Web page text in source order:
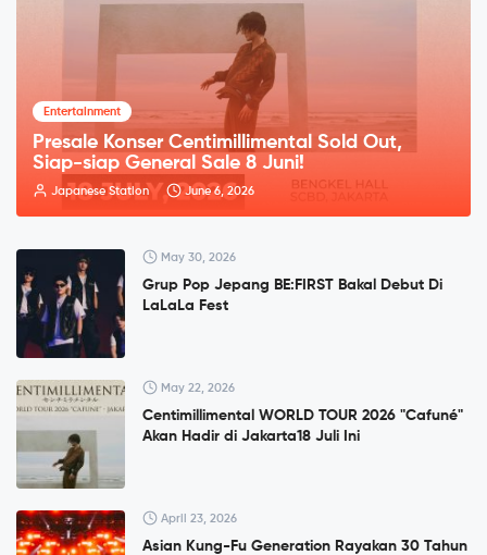
Entertainment
Presale Konser Centimillimental Sold Out,
Siap-siap General Sale 8 Juni!
Japanese Station June 6, 2026
May 30, 2026
Grup Pop Jepang BE:FIRST Bakal Debut Di
LaLaLa Fest
May 22, 2026
Centimillimental WORLD TOUR 2026 "Cafuné"
Akan Hadir di Jakarta18 Juli Ini
April 23, 2026
Asian Kung-Fu Generation Rayakan 30 Tahun